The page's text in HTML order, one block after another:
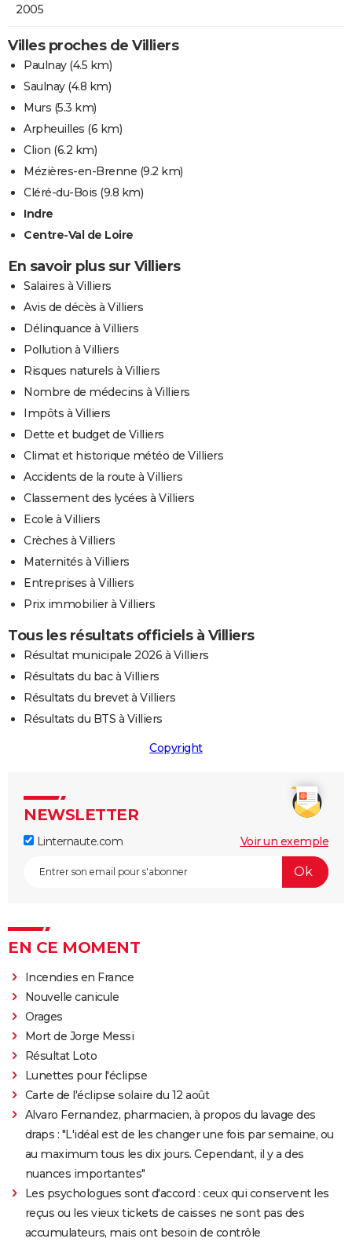
2005
Villes proches de Villiers
Paulnay(4.5 km)
Saulnay(4.8 km)
Murs (5.3 km)
Arpheuilles (6 km)
Clion (6.2 km)
Mézières-en-Brenne (9.2 km)
Cléré-du-Bois (9.8 km)
Indre
Centre-Val de Loire
En savoir plus sur Villiers
Salaires à Villiers
Avis de décès à Villiers
Délinquance à Villiers
Pollution à Villiers
Risques naturels à Villiers
Nombre de médecins à Villiers
Impôts à Villiers
Dette et budget de Villiers
Climat et historique météo de Villiers
Accidents de la route à Villiers
Classement des lycées à Villiers
Ecole à Villiers
Crèches à Villiers
Maternités à Villiers
Entreprises à Villiers
Prix immobilier à Villiers
Tous les résultats officiels à Villiers
Résultat municipale 2026 à Villiers
Résultats du bac à Villiers
Résultats du brevet à Villiers
Résultats du BTS à Villiers
Copyright
NEWSLETTER
Linternaute.com Voir un exemple
EN CE MOMENT
Incendies en France
Nouvelle canicule
Orages
Mort de Jorge Messi
Résultat Loto
Lunettes pour l'éclipse
Carte de l'éclipse solaire du 12 août
Alvaro Fernandez, pharmacien, à propos du lavage des
draps : "L'idéal est de les changer une fois par semaine, ou
au maximum tous les dix jours. Cependant, il y a des
nuances importantes"
Les psychologues sont d'accord : ceux qui conservent les
reçus ou les vieux tickets de caisses ne sont pas des
accumulateurs, mais ont besoin de contrôle